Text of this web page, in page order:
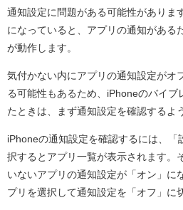
通知設定に問題がある可能性がありま
になっていると、アプリの通知がある
が動作します。
気付かない内にアプリの通知設定がオ
る可能性もあるため、iPhoneのバイブ
たときは、まず通知設定を確認するよ
iPhoneの通知設定を確認するには、
択するとアプリ一覧が表示されます。
いないアプリの通知設定が「オン」に
プリを選択して通知設定を「オフ」に